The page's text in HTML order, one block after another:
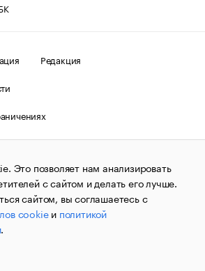
Редакция
О соблюдении авторских прав
1995–2026.Сообщения
агентства «РБК»
службой по надзору в сфере
технологий и массовых
09.12.2015 за номером ИА
пометкой «РБК». Отдельные
информацию,
пользователей
Это позволяет нам анализировать
с сайтом и делать его лучше.
сайтом, вы соглашаетесь с
cookieи политикой
.